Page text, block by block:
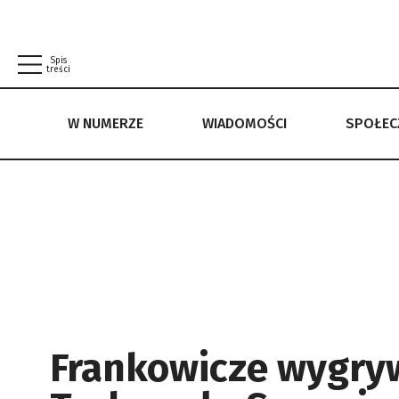
Spis
treści
W NUMERZE WIADOMOŚCI
W NUMERZE WIADOMOŚCI SPOŁECZEŃSTWO
Frankowicze